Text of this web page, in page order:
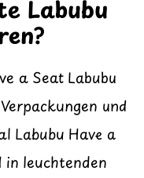
Labubu
a Seat Labubu
und
Labubu Have a
in leuchtenden